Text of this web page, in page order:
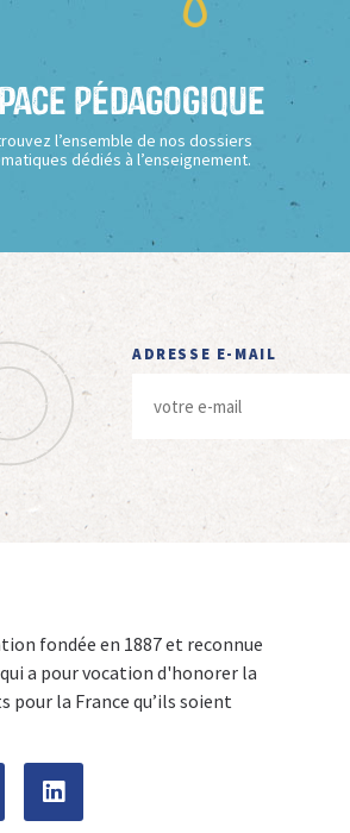
Pédagogique
l’ensemble de nos dossiers
dédiés à l’enseignement.
ADRESSE E-MAIL
fondée en 1887 et reconnue
a pour vocation d'honorer la
pour la France qu’ils soient